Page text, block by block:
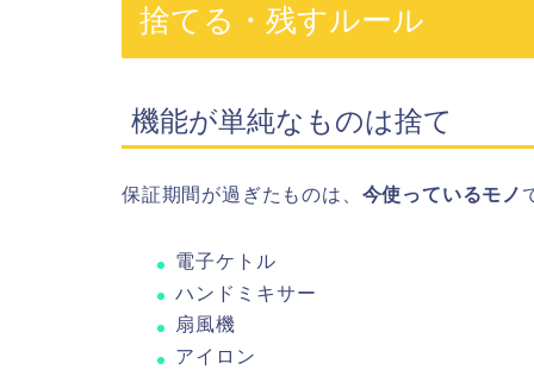
捨てる・残すルール
機能が単純なものは捨て
保証期間が過ぎたものは、 今使っているモノ
電子ケトル
ハンドミキサー
扇風機
アイロン